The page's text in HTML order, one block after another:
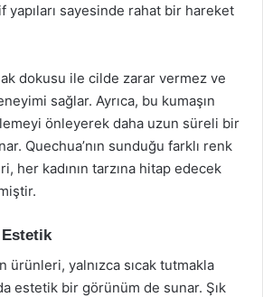
yapıları sayesinde rahat bir hareket
dokusu ile cilde zarar vermez ve
sağlar. Ayrıca, bu kumaşın
önleyerek daha uzun süreli bir
Quechua’nın sunduğu farklı renk
her kadının tarzına hitap edecek
ürünleri, yalnızca sıcak tutmakla
estetik bir görünüm de sunar. Şık